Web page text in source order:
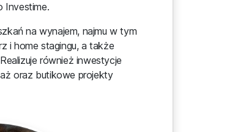
Investime.
na wynajem, najmu w tym
i home stagingu, a także
również inwestycje
oraz butikowe projekty